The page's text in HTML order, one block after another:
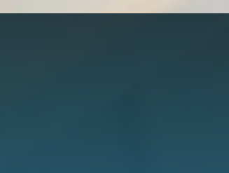
d’être obstruées, présentent